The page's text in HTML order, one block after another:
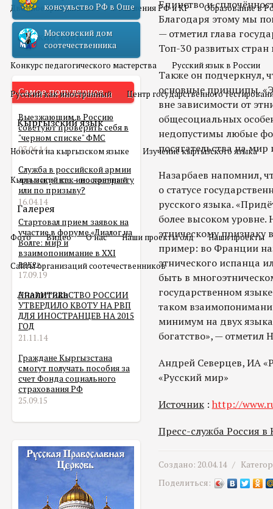
Двойное гражданство Отношения РФ и КР Образование в
Русский язык
Конкурс педагогического мастерства Русский язык в России
Русский как иностранный Центр государственного
Кыргызский язык
Новости на кыргызском языке Изучение кыргызского языка
Кыргызский как иностранный
Галерея
Фото Видео О нас Наши проекты олд Наши проекты
Сайты организаций соотечественников
Аналитика
консульство РФ в Оше
Московский дом
соотечественника
Самое популярное
Выезжающим в Россию
советуют проверить себя в
"черном списке" ФМС
03.06.14
Служба в российской армии
для мигранта – по контракту
или по призыву?
16.04.14
Стартовал прием заявок на
участие в форуме «Диалог на
Волге: мир и
взаимопонимание в XXI
веке»
17.09.19
ПРАВИТЕЛЬСТВО РОССИИ
УТВЕРДИЛО КВОТУ НА РВП
ДЛЯ ИНОСТРАНЦЕВ НА 2015
ГОД
21.11.14
Граждане Кыргызстана
смогут получать пособия за
счет Фонда социального
страхования РФ
25.09.15
Единство и
Благодаря этому мы
— отметил глава
Топ-30 развитых стран
Также он подчеркнул,
основные принципы.
вне зависимости от
общесоциальных
недопустимы любые
посягательства на
Назарбаев напомнил,
о статусе
русского языка.
более высоком уровне.
этническому
пример: во Франции
этнического испанца
быть в
государственном
таком
минимум на двух
богатство», — отметил
Андрей Северцев, ИА
«Русский мир»
Источник: http://
Пресс-служба Россия в
Создано: 20.04.14 /
Поделиться: